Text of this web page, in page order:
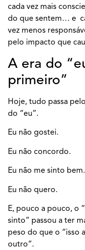
cada vez mais
do que sentem… e
vez menos
pelo impacto que
A era do
primeiro”
Hoje, tudo passa
do “eu”.
Eu não gostei.
Eu não concordo.
Eu não me sinto bem.
Eu não quero.
E, pouco a pouco, o
sinto” passou a ter
peso do que o “isso
outro”.